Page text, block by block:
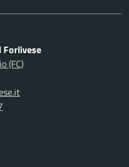
Forlivese
(FC)